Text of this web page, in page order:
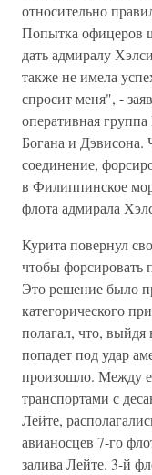
относительно
Попытка офицеров
дать адмиралу
также не имела
спросит меня", -
оперативная
Богана и Дэвисона.
соединение,
в Филиппинское
флота адмирала
Курита повернул
чтобы форсировать
Это решение было
категорического
полагал, что,
попадет под удар
произошло. Между
транспортами с
Лейте,
авианосцев 7-го
залива Лейте. 3-й